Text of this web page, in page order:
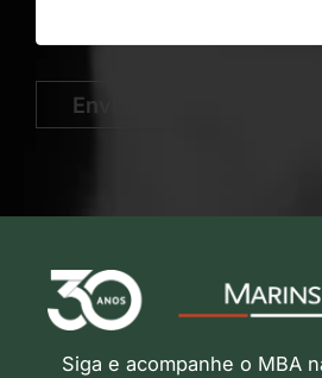
Enviar
Siga e acompanhe o MBA